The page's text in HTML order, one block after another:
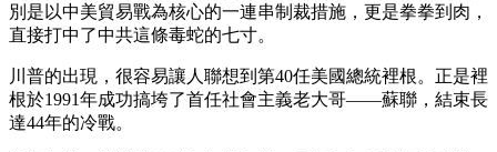
別是以中美貿易戰為核心的一連串制裁措施，更是拳拳到肉，
直接打中了中共這條毒蛇的七寸。
川普的出現，很容易讓人聯想到第40任美國總統裡根。正是裡
根於1991年成功搞垮了首任社會主義老大哥——蘇聯，結束長
達44年的冷戰。